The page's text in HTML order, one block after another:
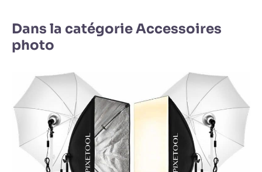
Dans la catégorie Accessoires
photo